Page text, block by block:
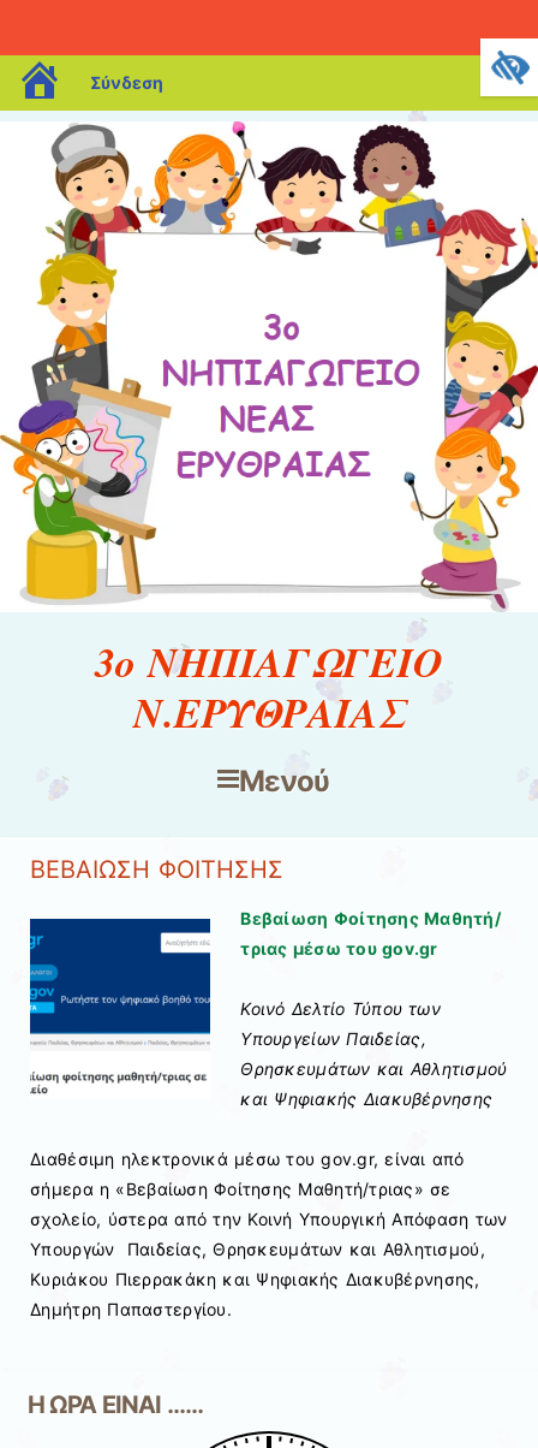
blogs.sch.gr
Σύνδεση
3ο ΝΗΠΙΑΓΩΓΕΙΟ
Ν.ΕΡΥΘΡΑΙΑΣ
Μενού
ΒΕΒΑΙΩΣΗ ΦΟΙΤΗΣΗΣ
Βεβαίωση Φοίτησης Μαθητή/
τριας μέσω του gov.gr
Κοινό Δελτίο Τύπου των
Υπουργείων Παιδείας,
Θρησκευμάτων και Αθλητισμού
και Ψηφιακής Διακυβέρνησης
Διαθέσιμη ηλεκτρονικά μέσω του gov.gr, είναι από
σήμερα η «Βεβαίωση Φοίτησης Μαθητή/τριας» σε
σχολείο, ύστερα από την Κοινή Υπουργική Απόφαση των
Υπουργών Παιδείας, Θρησκευμάτων και Αθλητισμού,
Κυριάκου Πιερρακάκη και Ψηφιακής Διακυβέρνησης,
Δημήτρη Παπαστεργίου.
Η ΩΡΑ ΕΙΝΑΙ ……